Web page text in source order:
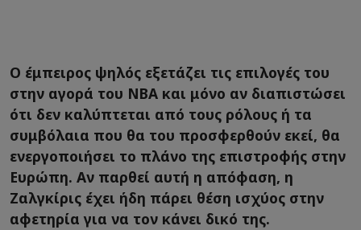
Ο έμπειρος ψηλός εξετάζει τις επιλογές του
στην αγορά του NBA και μόνο αν διαπιστώσει
ότι δεν καλύπτεται από τους ρόλους ή τα
συμβόλαια που θα του προσφερθούν εκεί, θα
ενεργοποιήσει το πλάνο της επιστροφής στην
Ευρώπη. Αν παρθεί αυτή η απόφαση, η
Ζαλγκίρις έχει ήδη πάρει θέση ισχύος στην
αφετηρία για να τον κάνει δικό της.